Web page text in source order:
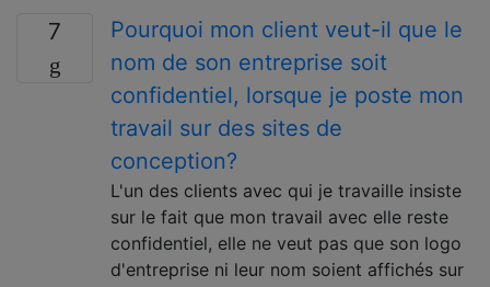
7
Pourquoi mon client veut-il que le
nom de son entreprise soit
confidentiel, lorsque je poste mon
travail sur des sites de
conception?
L'un des clients avec qui je travaille insiste
sur le fait que mon travail avec elle reste
confidentiel, elle ne veut pas que son logo
d'entreprise ni leur nom soient affichés sur